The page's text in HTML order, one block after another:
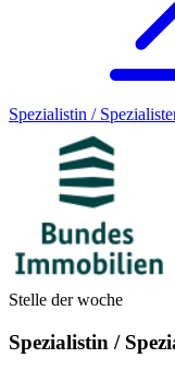
Spezialistin /
Stelle der woche
Spezialistin /